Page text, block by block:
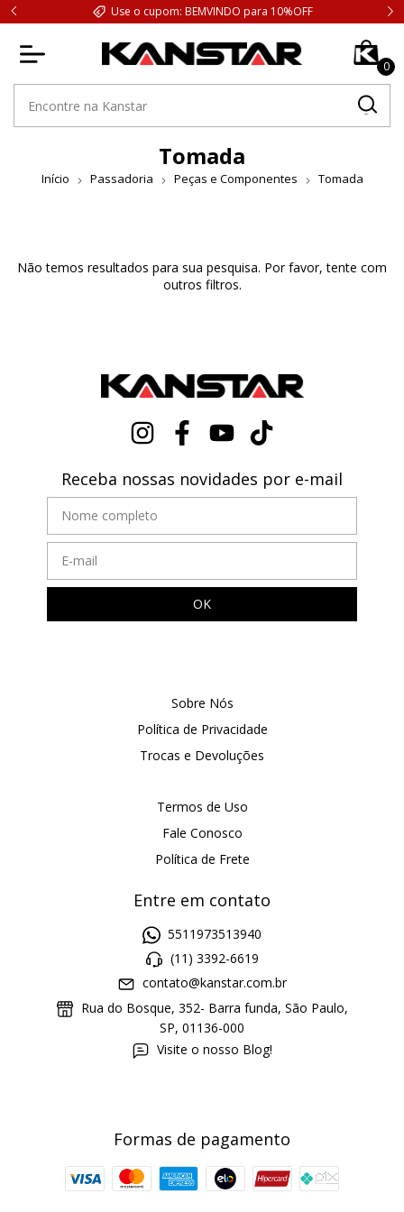
Use o cupom: BEMVINDO para 10%OFF
0
Tomada
Início Passadoria Peças e Componentes Tomada
Não temos resultados para sua pesquisa. Por favor, tente com
outros filtros.
Receba nossas novidades por e-mail
Sobre Nós
Política de Privacidade
Trocas e Devoluções
Termos de Uso
Fale Conosco
Política de Frete
Entre em contato
5511973513940
(11) 3392-6619
contato@kanstar.com.br
Rua do Bosque, 352- Barra funda, São Paulo,
SP, 01136-000
Visite o nosso Blog!
Formas de pagamento